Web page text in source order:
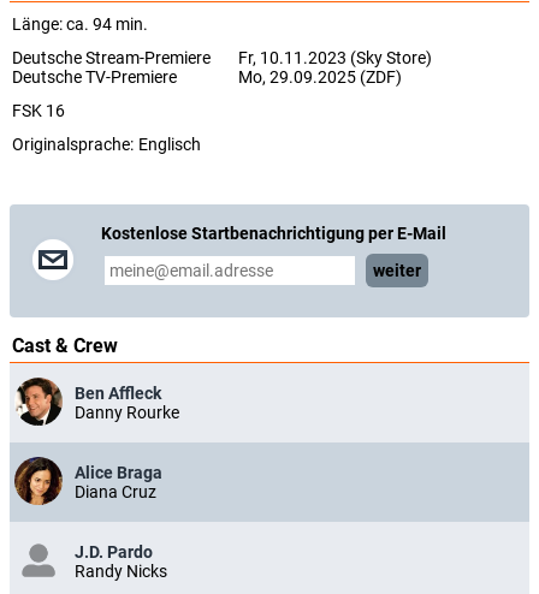
Länge: ca. 94 min.
Deutsche Stream-Premiere
Fr, 10.11.2023 (Sky Store)
Deutsche TV-Premiere
Mo, 29.09.2025 (ZDF)
FSK 16
Originalsprache: Englisch
Kostenlose Startbenachrichtigung per E-Mail
weiter
Cast & Crew
Ben Affleck
Danny Rourke
Alice Braga
Diana Cruz
J.D. Pardo
Randy Nicks